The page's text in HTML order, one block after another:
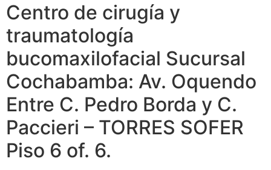
Centro de cirugía y
traumatología
bucomaxilofacial Sucursal
Cochabamba: Av. Oquendo
Entre C. Pedro Borda y C.
Paccieri – TORRES SOFER
Piso 6 of. 6.